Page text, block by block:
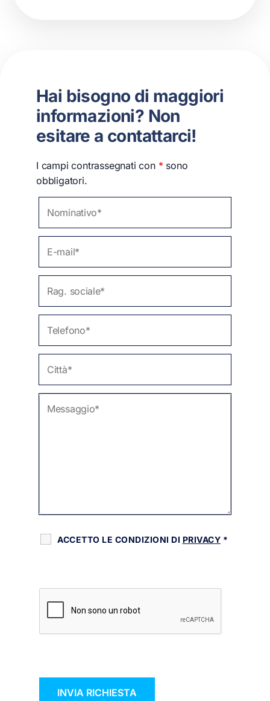
Hai bisogno di maggiori
informazioni? Non
esitare a contattarci!
I campi contrassegnati con * sono
obbligatori.
ACCETTO LE CONDIZIONI DI PRIVACY *